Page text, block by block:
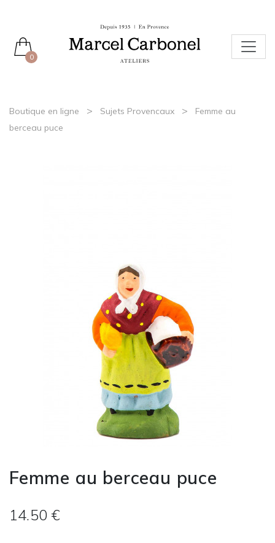
0
Boutique en ligne > Sujets Provencaux >
Femme au
berceau puce
Femme au berceau puce
14.50 €